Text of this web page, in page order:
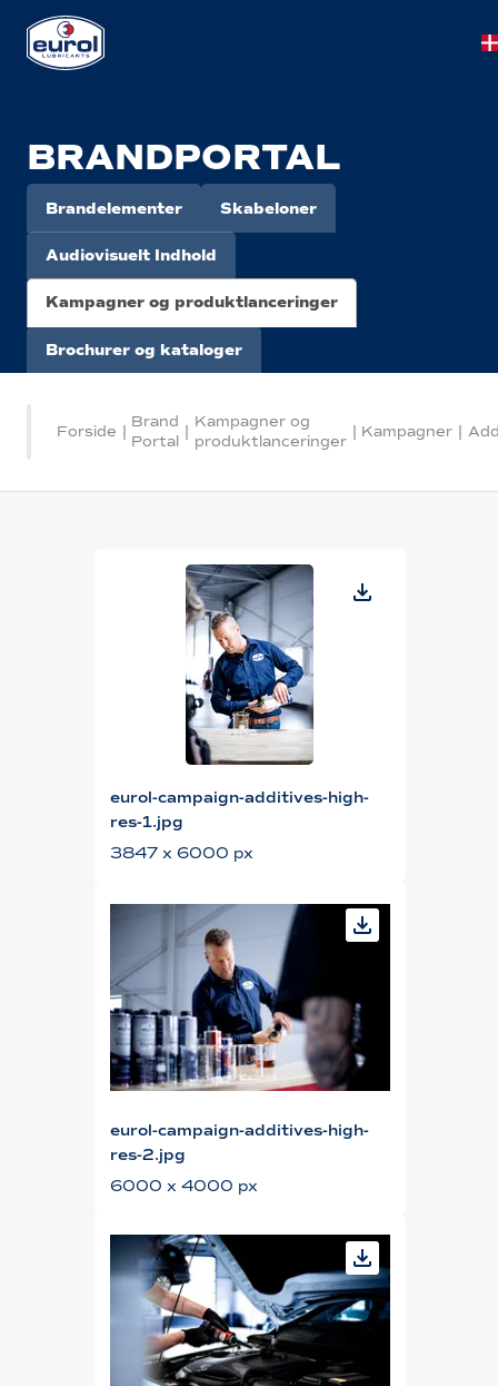
BRANDPORTAL
Brandelementer Skabeloner
Audiovisuelt Indhold
Kampagner og produktlanceringer
Brochurer og kataloger
Forside |
Brand
Portal
|
Kampagner og
produktlanceringer
| Kampagner |
eurol-campaign-additives-high-
res-1.jpg
3847 x 6000 px
eurol-campaign-additives-high-
res-2.jpg
6000 x 4000 px